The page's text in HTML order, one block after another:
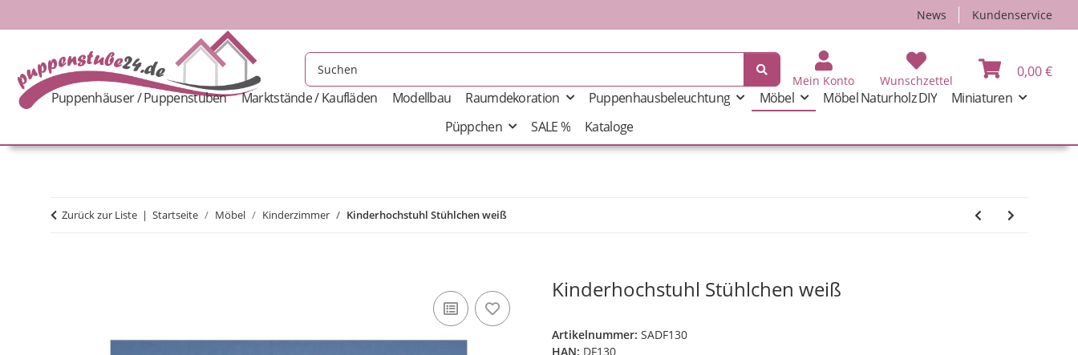
News Kundenservice
Mein Konto Wunschzettel
0,00 €
Puppenhäuser / Puppenstuben
Marktstände / Kaufläden Modellbau Raumdekoration Puppenhausbeleuchtung Möbel Möbel Naturholz DIY
Miniaturen
Püppchen
SALE % Kataloge
Zurück zur Liste Startseite Möbel Kinderzimmer Kinderhochstuhl Stühlchen weiß
Kinderhochstuhl Stühlchen weiß
Artikelnummer: SADF130
HAN: DF130